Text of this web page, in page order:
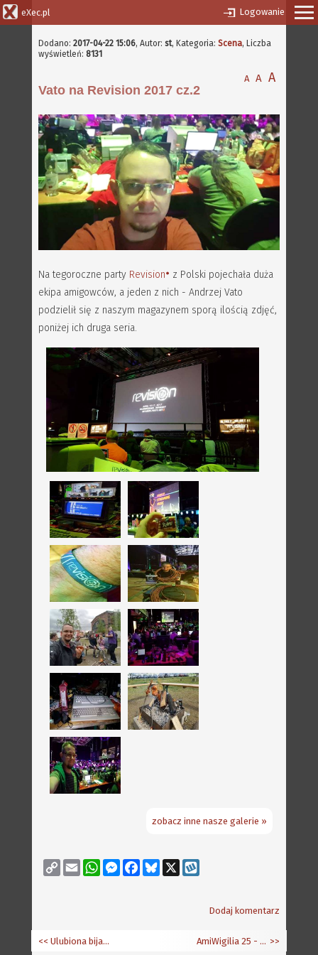
eXec.pl Logowanie
Dodano: 2017-04-22 15:06, Autor: st, Kategoria: Scena, Liczba
wyświetleń: 8131
A A A
Vato na Revision 2017 cz.2
Na tegoroczne party Revision
z Polski pojechała duża
ekipa amigowców, a jeden z nich - Andrzej Vato
podzielił się z naszym magazynem sporą ilością zdjęć,
poniżej ich druga seria.
zobacz inne nasze galerie »
Copy
Link
Email WhatsAppMessenger
FacebookBluesky
Dodaj komentarz
AmiWigilia 25 - Krashan po raz drugi >>
<< Ulubiona bijatyka na Amigę oraz aktualizacja Top listy